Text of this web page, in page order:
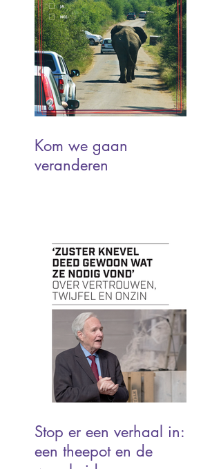
Kom we gaan
veranderen
Stop er een verhaal in:
een theepot en de